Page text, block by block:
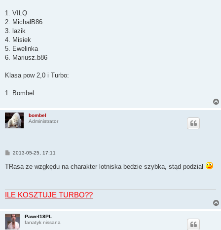
1. VILQ
2. MichałB86
3. lazik
4. Misiek
5. Ewelinka
6. Mariusz.b86
Klasa pow 2,0 i Turbo:
1. Bombel
bombel
Administrator
P
s
t
2013-05-25, 17:11
TRasa ze wzgkędu na charakter lotniska bedzie szybka, stąd podział
ILE KOSZTUJE TURBO??
Pawel18PL
fanatyk nissana